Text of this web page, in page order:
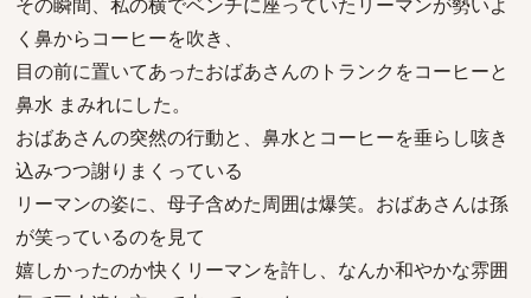
く鼻からコーヒーを吹き、
目の前に置いてあったおばあさんのトランクをコーヒーと
鼻水 まみれにした。
おばあさんの突然の行動と、鼻水とコーヒーを垂らし咳き
込みつつ謝りまくっている
リーマンの姿に、母子含めた周囲は爆笑。おばあさんは孫
が笑っているのを見て
嬉しかったのか快くリーマンを許し、なんか和やかな雰囲